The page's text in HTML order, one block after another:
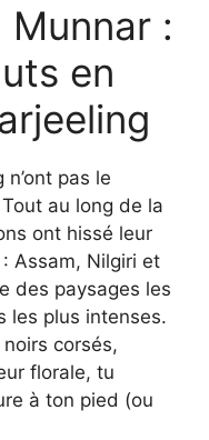
Munnar :
en
pas le
au long de la
ont hissé leur
Assam, Nilgiri et
des paysages les
les plus intenses.
corsés,
florale, tu
à ton pied (ou